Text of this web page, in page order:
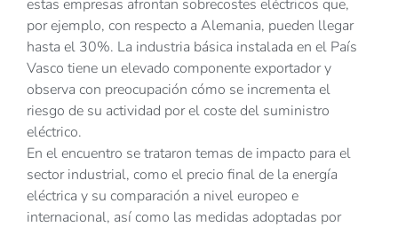
estas empresas afrontan sobrecostes eléctricos que,
por ejemplo, con respecto a Alemania, pueden llegar
hasta el 30%. La industria básica instalada en el País
Vasco tiene un elevado componente exportador y
observa con preocupación cómo se incrementa el
riesgo de su actividad por el coste del suministro
eléctrico.
En el encuentro se trataron temas de impacto para el
sector industrial, como el precio final de la energía
eléctrica y su comparación a nivel europeo e
internacional, así como las medidas adoptadas por